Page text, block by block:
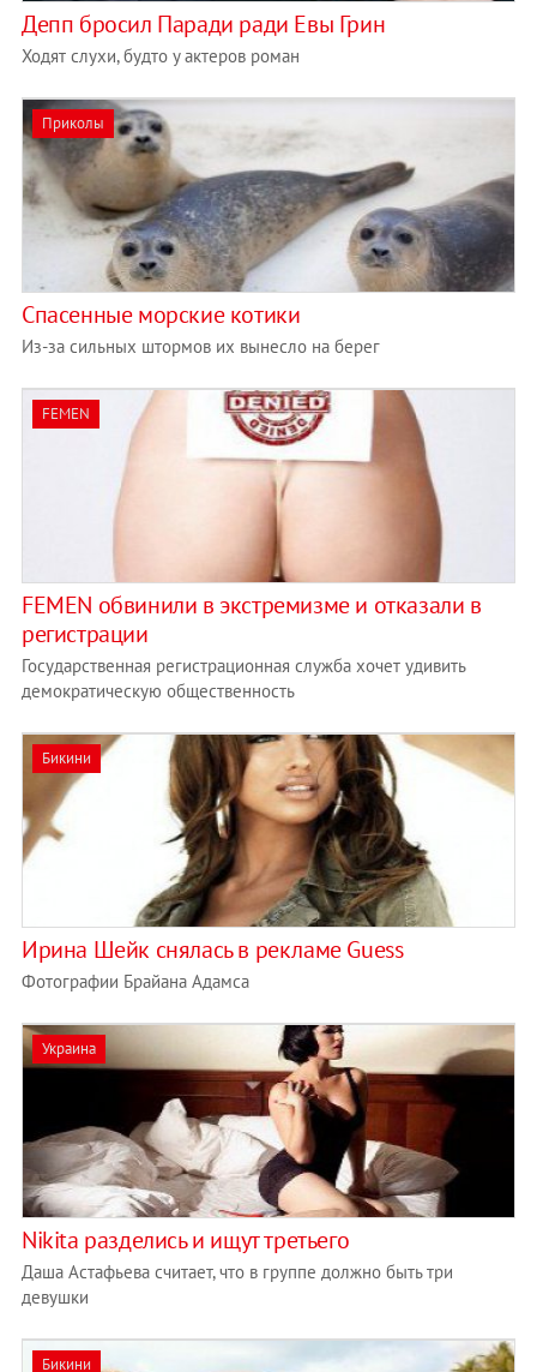
Депп бросил Паради ради Евы Грин
Ходят слухи, будто у актеров роман
Приколы
Спасенные морские котики
Из-за сильных штормов их вынесло на берег
FEMEN
FEMEN обвинили в экстремизме и отказали в
регистрации
Государственная регистрационная служба хочет удивить
демократическую общественность
Бикини
Ирина Шейк снялась в рекламе Guess
Фотографии Брайана Адамса
Украина
Nikita разделись и ищут третьего
Даша Астафьева считает, что в группе должно быть три
девушки
Бикини